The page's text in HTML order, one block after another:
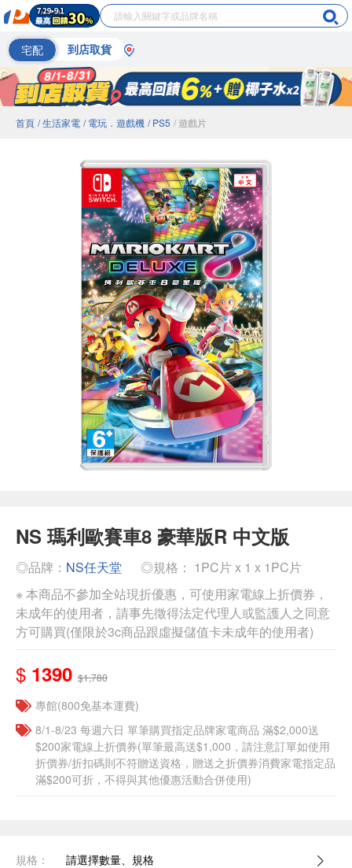
宅配 到店取貨
首頁 / 生活家電 / 電玩．遊戲機 / PS5 / 遊戲片
NS 瑪利歐賽車8 豪華版R 中文版
◎品牌： NS任天堂
◎規格： 1PC片 x 1 x 1PC片
※ 本商品不參加全站現折優惠，可使用家電線上折價券，
未成年的使用者，請事先徵得法定代理人或監護人之同意
方可購買(僅限於3c商品跟虛擬儲值卡未成年的使用者)
$ 1390 $1,780
專館(800免基本運費)
8/1-8/23 每週六日 單筆購買指定品牌家電商品 滿$2,000送
$200家電線上折價券(單筆最高送$1,000，請注意訂單如使用
折價券/折扣碼則不符贈送資格，贈送之折價券消費家電指定品
滿$200可折，不得與其他優惠活動合併使用)
規格： 請選擇數量、規格